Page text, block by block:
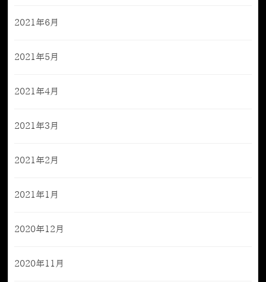
2021年6月
2021年5月
2021年4月
2021年3月
2021年2月
2021年1月
2020年12月
2020年11月